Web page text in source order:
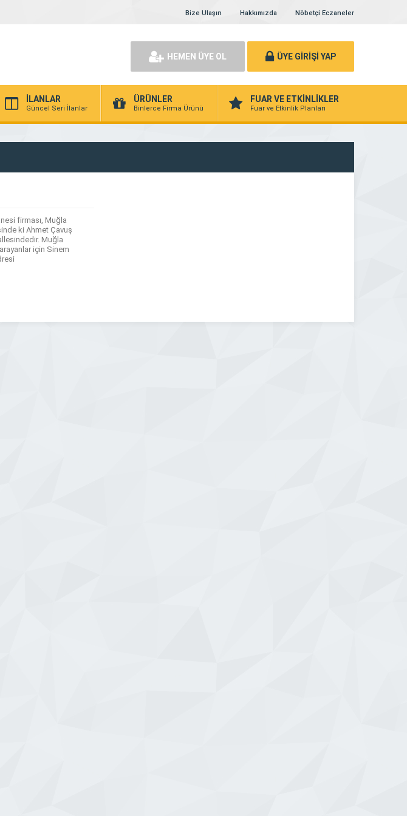
Bize Ulaşın Hakkımızda Nöbetçi Eczaneler
HEMEN ÜYE OL ÜYE GİRİŞİ YAP
İLANLAR
Güncel Seri İlanlar
ÜRÜNLER
Binlerce Firma Ürünü
FUAR VE ETKİNLİKLER
Fuar ve Etkinlik Planları
firması, Muğla
ki Ahmet Çavuş
Muğla
için Sinem